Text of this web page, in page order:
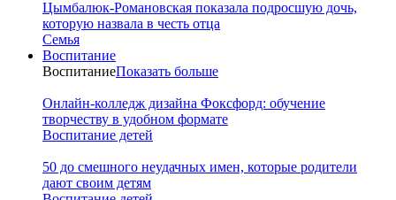
Цымбалюк-Романовская показала подросшую дочь,
которую назвала в честь отца
Семья
Воспитание
ВоспитаниеПоказать больше
Онлайн-колледж дизайна Фоксфорд: обучение
творчеству в удобном формате
Воспитание детей
50 до смешного неудачных имен, которые родители
дают своим детям